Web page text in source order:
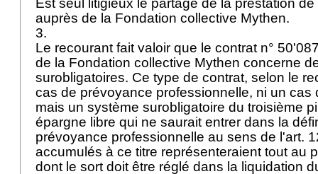
Est seul litigieux le partage de la prestation
auprès de la Fondation collective Mythen.
3.
Le recourant fait valoir que le contrat n°
de la Fondation collective Mythen concerne
surobligatoires. Ce type de contrat, selon le
cas de prévoyance professionnelle, ni un cas
mais un système surobligatoire du troisième
épargne libre qui ne saurait entrer dans la
prévoyance professionnelle au sens de l'art.
accumulés à ce titre représenteraient tout au
dont le sort doit être réglé dans la liquidation